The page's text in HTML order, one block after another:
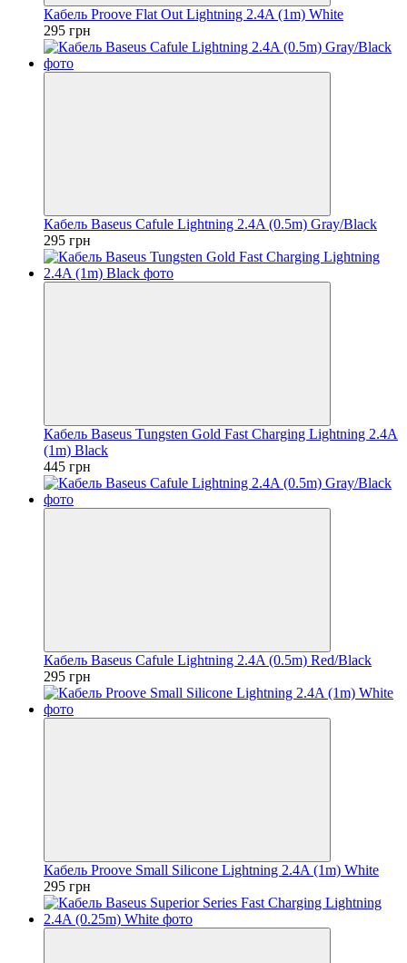
Кабель Proove Flat Out Lightning 2.4A (1m) White
295 грн
Кабель Baseus Cafule Lightning 2.4A (0.5m) Gray/Black
295 грн
Кабель Baseus Tungsten Gold Fast Charging Lightning 2.4A
(1m) Black
445 грн
Кабель Baseus Cafule Lightning 2.4A (0.5m) Red/Black
295 грн
Кабель Proove Small Silicone Lightning 2.4A (1m) White
295 грн